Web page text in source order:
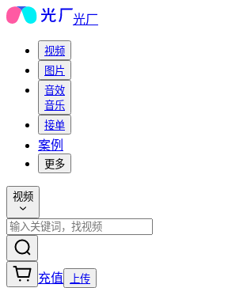
光厂
视频
图片
音效
音乐
接单
案例
更多
视频
充值 上传